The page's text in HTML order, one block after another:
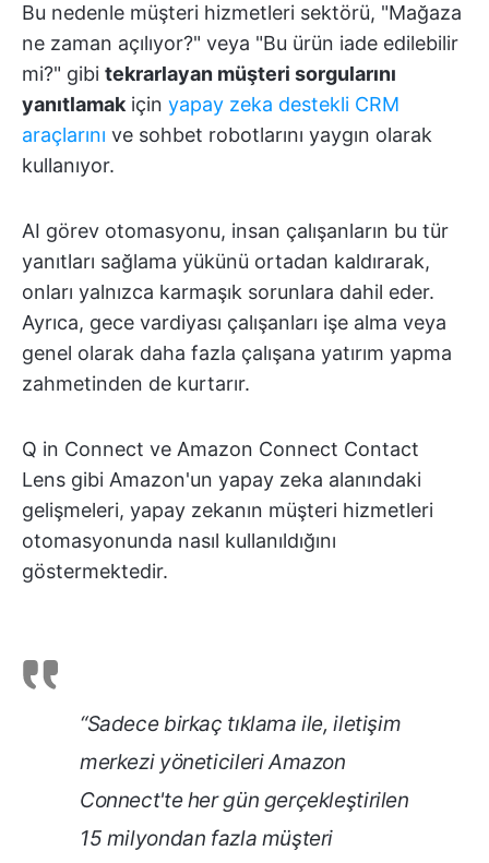
Bu nedenle müşteri hizmetleri sektörü, "Mağaza
ne zaman açılıyor?" veya "Bu ürün iade edilebilir
mi?" gibi tekrarlayan müşteri sorgularını
yanıtlamakiçin yapay zeka destekli CRM
araçlarını ve sohbet robotlarını yaygın olarak
kullanıyor.
AI görev otomasyonu, insan çalışanların bu tür
yanıtları sağlama yükünü ortadan kaldırarak,
onları yalnızca karmaşık sorunlara dahil eder.
Ayrıca, gece vardiyası çalışanları işe alma veya
genel olarak daha fazla çalışana yatırım yapma
zahmetinden de kurtarır.
Q in Connect ve Amazon Connect Contact
Lens gibi Amazon'un yapay zeka alanındaki
gelişmeleri, yapay zekanın müşteri hizmetleri
otomasyonunda nasıl kullanıldığını
göstermektedir.
“Sadece birkaç tıklama ile, iletişim
merkezi yöneticileri Amazon
Connect'te her gün gerçekleştirilen
15 milyondan fazla müşteri